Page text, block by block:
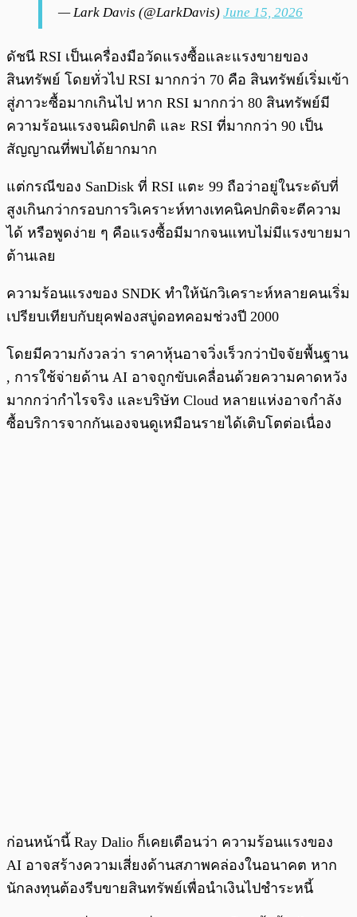
— Lark Davis (@LarkDavis) June 15, 2026
ดัชนี RSI เป็นเครื่องมือวัดแรงซื้อและแรงขายของ
สินทรัพย์ โดยทั่วไป RSI มากกว่า 70 คือ สินทรัพย์เริ่มเข้า
สู่ภาวะซื้อมากเกินไป หาก RSI มากกว่า 80 สินทรัพย์มี
ความร้อนแรงจนผิดปกติ และ RSI ที่มากกว่า 90 เป็น
สัญญาณที่พบได้ยากมาก
แต่กรณีของ SanDisk ที่ RSI แตะ 99 ถือว่าอยู่ในระดับที่
สูงเกินกว่ากรอบการวิเคราะห์ทางเทคนิคปกติจะตีความ
ได้ หรือพูดง่าย ๆ คือแรงซื้อมีมากจนแทบไม่มีแรงขายมา
ต้านเลย
ความร้อนแรงของ SNDK ทำให้นักวิเคราะห์หลายคนเริ่ม
เปรียบเทียบกับยุคฟองสบู่ดอทคอมช่วงปี 2000
โดยมีความกังวลว่า ราคาหุ้นอาจวิ่งเร็วกว่าปัจจัยพื้นฐาน
, การใช้จ่ายด้าน AI อาจถูกขับเคลื่อนด้วยความคาดหวัง
มากกว่ากำไรจริง และบริษัท Cloud หลายแห่งอาจกำลัง
ซื้อบริการจากกันเองจนดูเหมือนรายได้เติบโตต่อเนื่อง
ก่อนหน้านี้ Ray Dalio ก็เคยเตือนว่า ความร้อนแรงของ
AI อาจสร้างความเสี่ยงด้านสภาพคล่องในอนาคต หาก
นักลงทุนต้องรีบขายสินทรัพย์เพื่อนำเงินไปชำระหนี้